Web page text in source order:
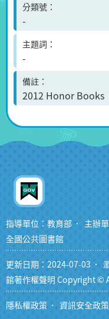
分類號
-
主題詞
-
備註
2012 Honor Books
指導單位：教育部 主辦
全國公共圖書館
更新日期：2024-07-03
館著作權聲明 Copyright ©
隱私權政策 資訊安全政策